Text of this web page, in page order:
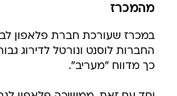
מהמכרז
החברות לוסנט ונורטל לדירוג
כך מדווח "מעריב".